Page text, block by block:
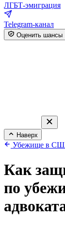
ЛГБТ-эмиграция
Telegram-канал
Оценить шансы
Наверх
Убежище в
Как
по